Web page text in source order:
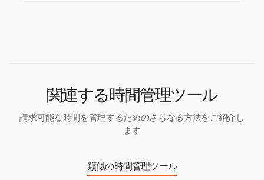
関連する時間管理ツール
請求可能な時間を管理するためのさらなる方法をご紹介し
ます
類似の時間管理ツール